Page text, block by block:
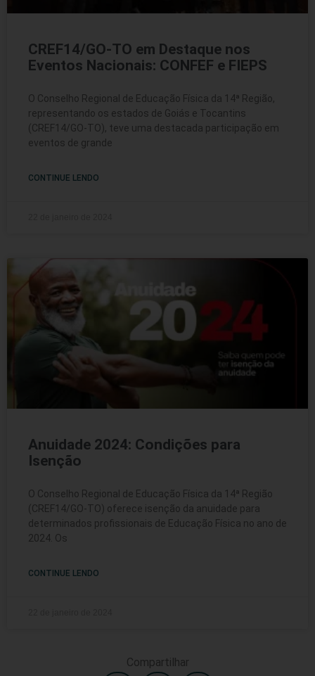
CREF14/GO-TO em Destaque nos
Eventos Nacionais: CONFEF e FIEPS
O Conselho Regional de Educação Física da 14ª Região,
representando os estados de Goiás e Tocantins
(CREF14/GO-TO), teve uma destacada participação em
eventos de grande
CONTINUE LENDO
Anuidade 2024: Condições para
Isenção
O Conselho Regional de Educação Física da 14ª Região
(CREF14/GO-TO) oferece isenção da anuidade para
determinados profissionais de Educação Física no ano de
2024. Os
CONTINUE LENDO
Compartilhar